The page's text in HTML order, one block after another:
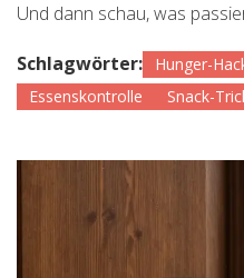
Und dann schau, was
Schlagwörter: Hunger-
Essenskontrolle
Snack-